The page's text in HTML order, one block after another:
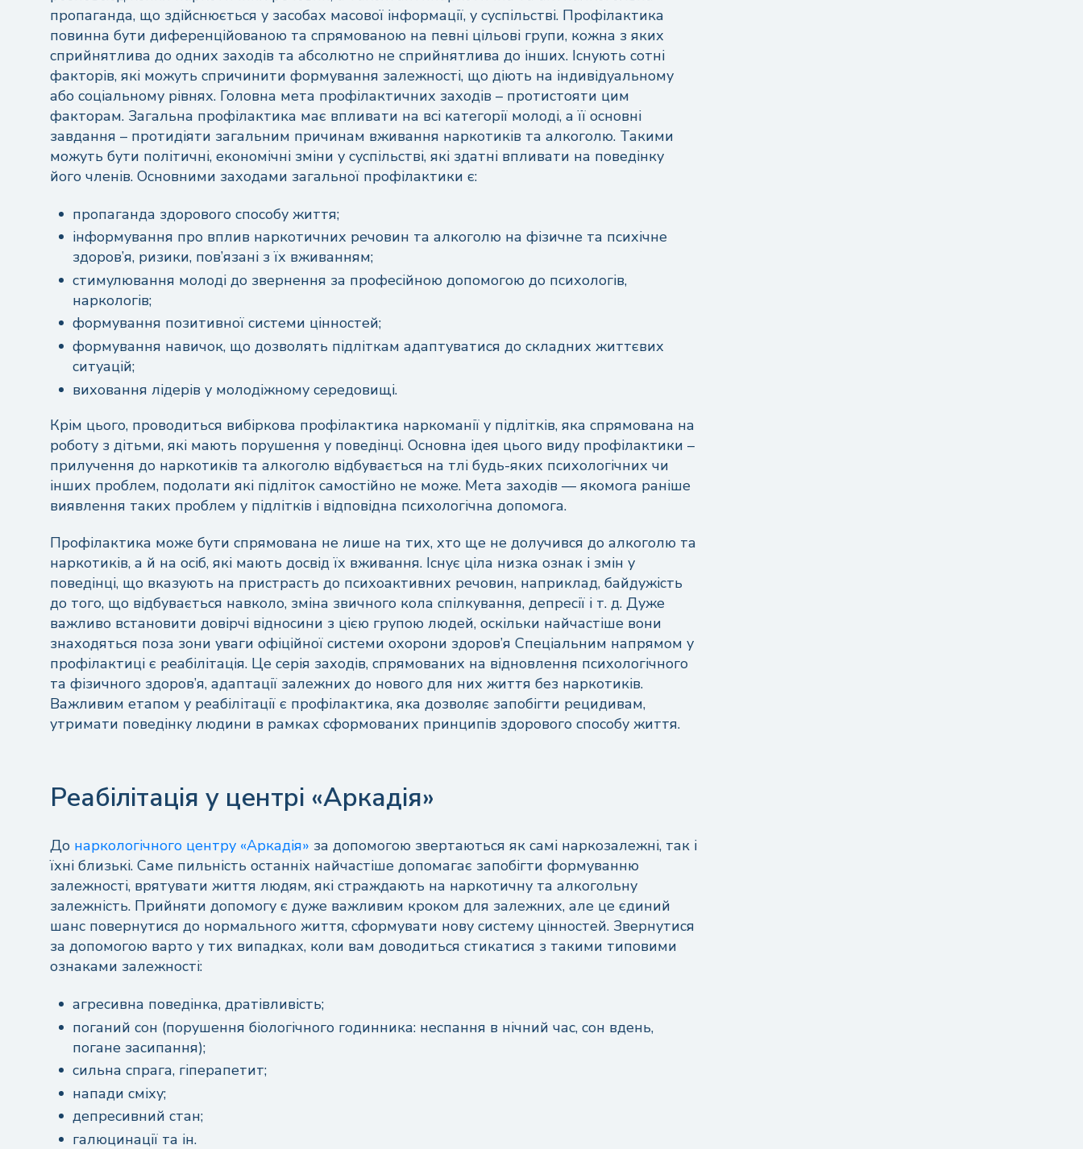
пропаганда, що здійснюється у засобах масової інформації, у суспільстві. Профілактика
повинна бути диференційованою та спрямованою на певні цільові групи, кожна з яких
сприйнятлива до одних заходів та абсолютно не сприйнятлива до інших. Існують сотні
факторів, які можуть спричинити формування залежності, що діють на індивідуальному
або соціальному рівнях. Головна мета профілактичних заходів – протистояти цим
факторам. Загальна профілактика має впливати на всі категорії молоді, а її основні
завдання – протидіяти загальним причинам вживання наркотиків та алкоголю. Такими
можуть бути політичні, економічні зміни у суспільстві, які здатні впливати на поведінку
його членів. Основними заходами загальної профілактики є:
пропаганда здорового способу життя;
інформування про вплив наркотичних речовин та алкоголю на фізичне та психічне
здоров’я, ризики, пов’язані з їх вживанням;
стимулювання молоді до звернення за професійною допомогою до психологів,
наркологів;
формування позитивної системи цінностей;
формування навичок, що дозволять підліткам адаптуватися до складних життєвих
ситуацій;
виховання лідерів у молодіжному середовищі.
Крім цього, проводиться вибіркова профілактика наркоманії у підлітків, яка спрямована на
роботу з дітьми, які мають порушення у поведінці. Основна ідея цього виду профілактики –
прилучення до наркотиків та алкоголю відбувається на тлі будь-яких психологічних чи
інших проблем, подолати які підліток самостійно не може. Мета заходів — якомога раніше
виявлення таких проблем у підлітків і відповідна психологічна допомога.
Профілактика може бути спрямована не лише на тих, хто ще не долучився до алкоголю та
наркотиків, а й на осіб, які мають досвід їх вживання. Існує ціла низка ознак і змін у
поведінці, що вказують на пристрасть до психоактивних речовин, наприклад, байдужість
до того, що відбувається навколо, зміна звичного кола спілкування, депресії і т. д. Дуже
важливо встановити довірчі відносини з цією групою людей, оскільки найчастіше вони
знаходяться поза зони уваги офіційної системи охорони здоров’я Спеціальним напрямом у
профілактиці є реабілітація. Це серія заходів, спрямованих на відновлення психологічного
та фізичного здоров’я, адаптації залежних до нового для них життя без наркотиків.
Важливим етапом у реабілітації є профілактика, яка дозволяє запобігти рецидивам,
утримати поведінку людини в рамках сформованих принципів здорового способу життя.
Реабілітація у центрі «Аркадія»
До наркологічного центру «Аркадія» за допомогою звертаються як самі наркозалежні, так і
їхні близькі. Саме пильність останніх найчастіше допомагає запобігти формуванню
залежності, врятувати життя людям, які страждають на наркотичну та алкогольну
залежність. Прийняти допомогу є дуже важливим кроком для залежних, але це єдиний
шанс повернутися до нормального життя, сформувати нову систему цінностей. Звернутися
за допомогою варто у тих випадках, коли вам доводиться стикатися з такими типовими
ознаками залежності:
агресивна поведінка, дратівливість;
поганий сон (порушення біологічного годинника: неспання в нічний час, сон вдень,
погане засипання);
сильна спрага, гіперапетит;
напади сміху;
депресивний стан;
галюцинації та ін.
Ваш відгук
Залишити відгук
Надсилаючи цю форму, ви даєте свою згоду на
Отримати консультацію
Надсилаючи цю форму, ви даєте свою згоду на
Або зв'яжіться з нами у зручний спосіб
+38 (068) 525-51-03